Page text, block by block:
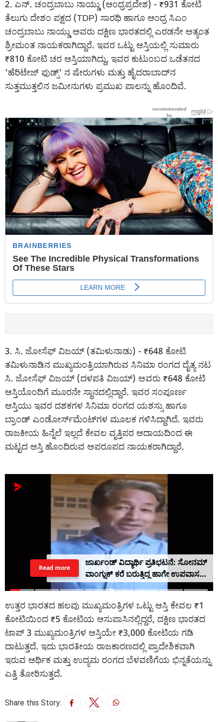
2. ಎನ್. ಚಂದ್ರಬಾಬು ನಾಯ್ಡು (ಆಂಧ್ರಪ್ರದೇಶ) - ₹931 ಕೋಟಿ
ತೆಲುಗು ದೇಶಂ ಪಕ್ಷದ (TDP) ಸಾರಥಿ ಹಾಗೂ ಆಂಧ್ರ ಸಿಎಂ
ಚಂದ್ರಬಾಬು ನಾಯ್ಡು ಅವರು ದಕ್ಷಿಣ ಭಾರತದಲ್ಲಿ ಎರಡನೇ ಅತ್ಯಂತ
ಶ್ರೀಮಂತ ನಾಯಕರಾಗಿದ್ದಾರೆ. ಇವರ ಒಟ್ಟು ಆಸ್ತಿಯಲ್ಲಿ ಸುಮಾರು
₹810 ಕೋಟಿ ಚರ ಆಸ್ತಿಯಾಗಿದ್ದು, ಇವರ ಕುಟುಂಬದ ಒಡೆತನದ
'ಹೆರಿಟೇಜ್ ಫುಡ್ಸ್' ನ ಷೇರುಗಳು ಮತ್ತು ಹೈದರಾಬಾದ್‌ನ
ಸುತ್ತಮುತ್ತಲಿನ ಜಮೀನುಗಳು ಪ್ರಮುಖ ಪಾಲನ್ನು ಹೊಂದಿವೆ.
3. ಸಿ. ಜೋಸೆಫ್ ವಿಜಯ್ (ತಮಿಳುನಾಡು) - ₹648 ಕೋಟಿ
ತಮಿಳುನಾಡಿನ ಮುಖ್ಯಮಂತ್ರಿಯಾಗಿರುವ ಸಿನಿಮಾ ರಂಗದ ದೈತ್ಯ ನಟ
ಸಿ. ಜೋಸೆಫ್ ವಿಜಯ್ (ದಳಪತಿ ವಿಜಯ್) ಅವರು ₹648 ಕೋಟಿ
ಆಸ್ತಿಯೊಂದಿಗೆ ಮೂರನೇ ಸ್ಥಾನದಲ್ಲಿದ್ದಾರೆ. ಇವರ ಸಂಪೂರ್ಣ
ಆಸ್ತಿಯು ಇವರ ದಶಕಗಳ ಸಿನಿಮಾ ರಂಗದ ಯಶಸ್ಸು ಹಾಗೂ
ಬ್ರಾಂಡ್ ಎಂಡೋರ್ಸ್‌ಮೆಂಟ್‌ಗಳ ಮೂಲಕ ಗಳಿಸಿದ್ದಾಗಿದೆ. ಇವರು
ರಾಜಕೀಯ ಹಿನ್ನೆಲೆ ಇಲ್ಲದೆ ಕೇವಲ ವೃತ್ತಿಪರ ಆದಾಯದಿಂದ ಈ
ಮಟ್ಟದ ಆಸ್ತಿ ಹೊಂದಿರುವ ಅಪರೂಪದ ನಾಯಕರಾಗಿದ್ದಾರೆ.
ಜಾರ್ಖಂಡ್ ವಿದ್ಯಾರ್ಥಿ ಪ್ರತಿಭಟನೆ: ಸೋನಮ್
ವಾಂಗ್ಚುಕ್ ಕರೆ ಬರುತ್ತಿದ್ದ ಹಾಗೇ ಉಪವಾಸ
ಸತ್ಯಾಗ್ರಹ ನಿಲ್ಲಿಸಿದ ದೇವೇಂದ್ರ ನಾಥ್
Read more
ಉತ್ತರ ಭಾರತದ ಹಲವು ಮುಖ್ಯಮಂತ್ರಿಗಳ ಒಟ್ಟು ಆಸ್ತಿ ಕೇವಲ ₹1
ಕೋಟಿಯಿಂದ ₹5 ಕೋಟಿಯ ಆಸುಪಾಸಿನಲ್ಲಿದ್ದರೆ, ದಕ್ಷಿಣ ಭಾರತದ
ಟಾಪ್ 3 ಮುಖ್ಯಮಂತ್ರಿಗಳ ಆಸ್ತಿಯೇ ₹3,000 ಕೋಟಿಯ ಗಡಿ
ದಾಟುತ್ತದೆ. ಇದು ಭಾರತೀಯ ರಾಜಕಾರಣದಲ್ಲಿ ಪ್ರಾದೇಶಿಕವಾಗಿ
ಇರುವ ಆರ್ಥಿಕ ಮತ್ತು ಉದ್ಯಮ ರಂಗದ ಬೆಳವಣಿಗೆಯ ಭಿನ್ನತೆಯನ್ನು
ಎತ್ತಿ ತೋರಿಸುತ್ತದೆ.
Share this Story: